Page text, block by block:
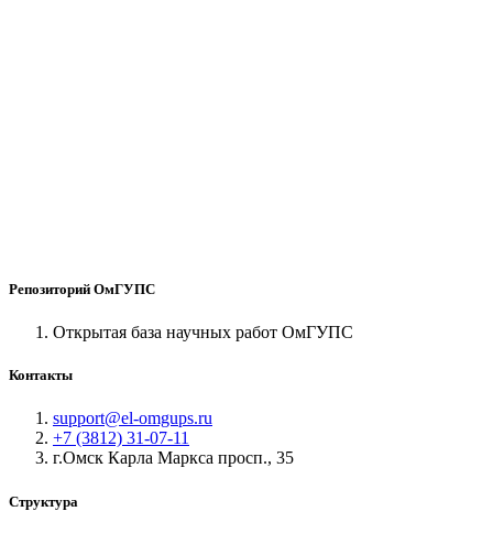
Репозиторий ОмГУПС
Открытая база научных работ ОмГУПС
Контакты
support@el-omgups.ru
+7 (3812) 31-07-11
г.Омск Карла Маркса просп., 35
Структура